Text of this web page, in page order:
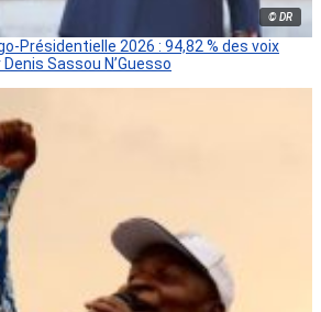
© DR
Présidentielle 2026 : 94,82 % des voix
Denis Sassou N’Guesso